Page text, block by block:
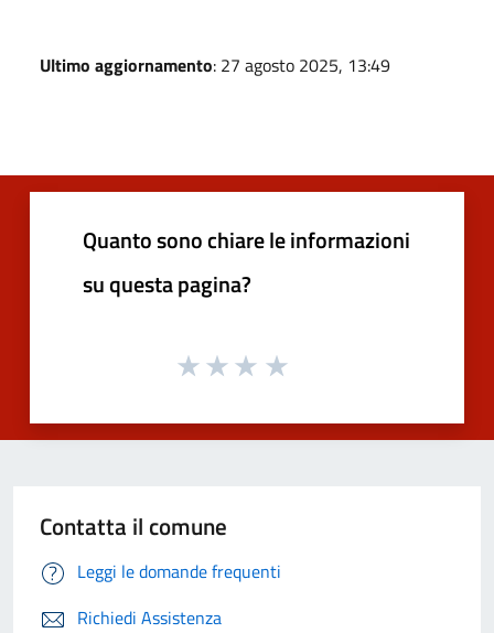
Ultimo aggiornamento: 27 agosto 2025, 13:49
Quanto sono chiare le informazioni
su questa pagina?
Contatta il comune
Leggi le domande frequenti
Richiedi Assistenza